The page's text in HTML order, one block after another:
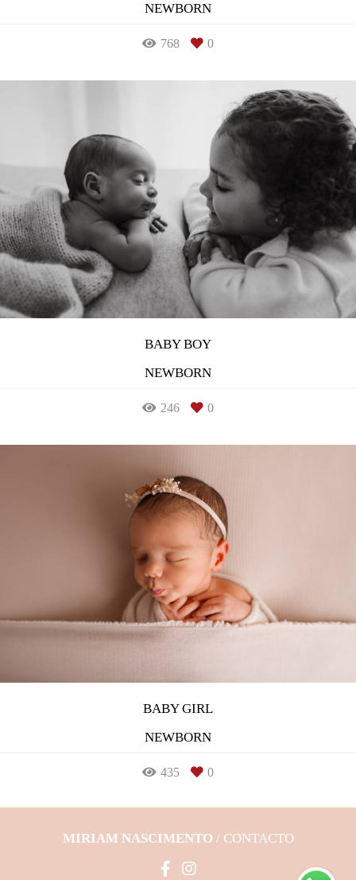
NEWBORN
768 0
BABY BOY
NEWBORN
246 0
BABY GIRL
NEWBORN
435 0
MIRIAM NASCIMENTO / CONTACTO